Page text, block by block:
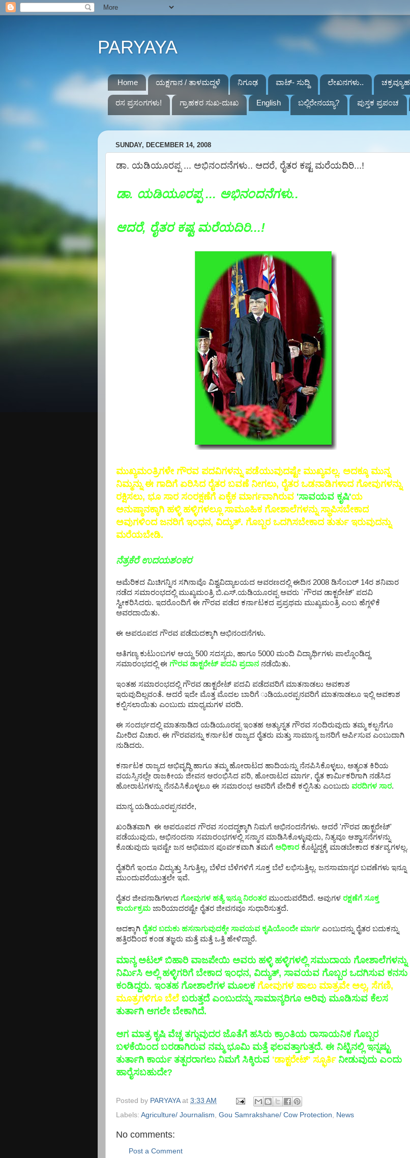
PARYAYA
Home ಯಕ್ಷಗಾನ / ತಾಳಮದ್ದಳೆ ನಿಗೂಢ ವಾಟ್- ಸುದ್ದಿ ಲೇಖನಗಳು.. ಚಕ್ರವ್ಯೂಹ
ರಸ ಪ್ರಸಂಗಗಳು! ಗ್ರಾಹಕರ ಸುಖ-ದುಃಖ English ಬಲ್ಲಿರೇನಯ್ಯಾ? ಪುಸ್ತಕ ಪ್ರಪಂಚ
SUNDAY, DECEMBER 14, 2008
ಡಾ. ಯಡಿಯೂರಪ್ಪ ... ಅಭಿನಂದನೆಗಳು.. ಆದರೆ, ರೈತರ ಕಷ್ಟ ಮರೆಯದಿರಿ...!
ಡಾ. ಯಡಿಯೂರಪ್ಪ ... ಅಭಿನಂದನೆಗಳು..
ಆದರೆ, ರೈತರ ಕಷ್ಟ ಮರೆಯದಿರಿ...!
ಮುಖ್ಯಮಂತ್ರಿಗಳೇ ಗೌರವ ಪದವಿಗಳನ್ನು ಪಡೆಯುವುದಷ್ಟೇ ಮುಖ್ಯವಲ್ಲ. ಅದಕ್ಕೂ ಮುನ್ನ
ನಿಮ್ಮನ್ನು ಈ ಗಾದಿಗೆ ಏರಿಸಿದ ರೈತರ ಬವಣೆ ನೀಗಲು, ರೈತರ ಒಡನಾಡಿಗಳಾದ ಗೋವುಗಳನ್ನು
ರಕ್ಷಿಸಲು, ಭೂ ಸಾರ ಸಂರಕ್ಷಣೆಗೆ ಏಕೈಕ ಮಾರ್ಗವಾಗಿರುವ 'ಸಾವಯವ ಕೃಷಿ'ಯ
ಅನುಷ್ಠಾನಕ್ಕಾಗಿ ಹಳ್ಳಿ ಹಳ್ಳಿಗಳಲ್ಲೂ ಸಾಮೂಹಿಕ ಗೋಶಾಲೆಗಳನ್ನು ಸ್ಥಾಪಿಸಬೇಕಾದ
ಅವುಗಳಿಂದ ಜನರಿಗೆ ಇಂಧನ, ವಿದ್ಯುತ್. ಗೊಬ್ಬರ ಒದಗಿಸಬೇಕಾದ ತುರ್ತು ಇರುವುದನ್ನು
ಮರೆಯಬೇಡಿ.
ನೆತ್ರಕೆರೆ ಉದಯಶಂಕರ
ಅಮೆರಿಕದ ಮಿಚಿಗನ್ನಿನ ಸಗಿನಾವೊ ವಿಶ್ವವಿದ್ಯಾಲಯದ ಆವರಣದಲ್ಲಿ ಈದಿನ 2008 ಡಿಸೆಂಬರ್ 14ರ ಶನಿವಾರ
ನಡೆದ ಸಮಾರಂಭದಲ್ಲಿ ಮುಖ್ಯಮಂತ್ರಿ ಬಿ.ಎಸ್.ಯಡಿಯೂರಪ್ಪ ಅವರು `ಗೌರವ ಡಾಕ್ಟರೇಟ್' ಪದವಿ
ಸ್ವೀಕರಿಸಿದರು. ಇದರೊಂದಿಗೆ ಈ ಗೌರವ ಪಡೆದ ಕರ್ನಾಟಕದ ಪ್ರಪ್ರಥಮ ಮುಖ್ಯಮಂತ್ರಿ ಎಂಬ ಹೆಗ್ಗಳಿಕೆ
ಅವರದಾಯಿತು.
ಈ ಅಪರೂಪದ ಗೌರವ ಪಡೆದುದಕ್ಕಾಗಿ ಅಭಿನಂದನೆಗಳು.
ಅತಿಗಣ್ಯ ಕುಟುಂಬಗಳ ಆಯ್ದ 500 ಸದಸ್ಯರು, ಹಾಗೂ 5000 ಮಂದಿ ವಿದ್ಯಾರ್ಥಿಗಳು ಪಾಲ್ಗೊಂಡಿದ್ದ
ಸಮಾರಂಭದಲ್ಲಿ ಈ ಗೌರವ ಡಾಕ್ಟರೇಟ್ ಪದವಿ ಪ್ರದಾನ ನಡೆಯಿತು.
ಇಂತಹ ಸಮಾರಂಭದಲ್ಲಿ ಗೌರವ ಡಾಕ್ಟರೇಟ್ ಪದವಿ ಪಡೆದವರಿಗೆ ಮಾತನಾಡಲು ಅವಕಾಶ
ಇರುವುದಿಲ್ಲವಂತೆ. ಆದರೆ ಇದೇ ಮೊತ್ತ ಮೊದಲ ಬಾರಿಗೆ ುಡಿಯೂರಪ್ಪನವರಿಗೆ ಮಾತನಾಡಲೂ ಇಲ್ಲಿ ಅವಕಾಶ
ಕಲ್ಪಿಸಲಾಯಿತು ಎಂಬುದು ಮಾಧ್ಯಮಗಳ ವರದಿ.
ಈ ಸಂದರ್ಭದಲ್ಲಿ ಮಾತನಾಡಿದ ಯಡಿಯೂರಪ್ಪ ಇಂತಹ ಅತ್ಯುನ್ನತ ಗೌರವ ಸಂದಿರುವುದು ತಮ್ಮ ಕಲ್ಪನೆಗೂ
ಮೀರಿದ ವಿಚಾರ. ಈ ಗೌರವವನ್ನು ಕರ್ನಾಟಕ ರಾಜ್ಯದ ರೈತರು ಮತ್ತು ಸಾಮಾನ್ಯ ಜನರಿಗೆ ಅರ್ಪಿಸುವ ಎಂಬುದಾಗಿ
ನುಡಿದರು.
ಕರ್ನಾಟಕ ರಾಜ್ಯದ ಅಭಿವೃದ್ಧಿ ಹಾಗೂ ತಮ್ಮ ಹೋರಾಟದ ಹಾದಿಯನ್ನು ನೆನಪಿಸಿಕೊಳ್ಳಲು, ಅತ್ಯಂತ ಕಿರಿಯ
ವಯಸ್ಸಿನಲ್ಲೇ ರಾಜಕೀಯ ಜೀವನ ಆರಂಭಿಸಿದ ಪರಿ, ಹೋರಾಟದ ಮಾರ್ಗ, ರೈತ ಕಾರ್ಮಿಕರಿಗಾಗಿ ನಡೆಸಿದ
ಹೋರಾಟಗಳನ್ನು ನೆನಪಿಸಿಕೊಳ್ಳಲೂ ಈ ಸಮಾರಂಭ ಅವರಿಗೆ ವೇದಿಕೆ ಕಲ್ಪಿಸಿತು ಎಂಬುದು ವರದಿಗಳ ಸಾರ.
ಮಾನ್ಯ ಯಡಿಯೂರಪ್ಪನವರೇ,
ಖಂಡಿತವಾಗಿ ಈ ಅಪರೂಪದ ಗೌರವ ಸಂದದ್ದಕ್ಕಾಗಿ ನಿಮಗೆ ಅಭಿನಂದನೆಗಳು. ಆದರೆ 'ಗೌರವ ಡಾಕ್ಟರೇಟ್'
ಪಡೆಯುವುದು, ಅಭಿನಂದನಾ ಸಮಾರಂಭಗಳಲ್ಲಿ ಸನ್ಮಾನ ಮಾಡಿಸಿಕೊಳ್ಳುವುದು, ನಿತ್ಯವೂ ಆಶ್ವಾಸನೆಗಳನ್ನು
ಕೊಡುವುದು ಇವಷ್ಟೇ ಜನ ಅಭಿಮಾನ ಪೂರ್ವಕವಾಗಿ ತಮಗೆ ಅಧಿಕಾರ ಕೊಟ್ಟದ್ದಕ್ಕೆ ಮಾಡಬೇಕಾದ ಕರ್ತವ್ಯಗಳಲ್ಲ.
ರೈತರಿಗೆ ಇಂದೂ ವಿದ್ಯುತ್ತು ಸಿಗುತ್ತಿಲ್ಲ, ಬೆಳೆದ ಬೆಳೆಗಳಿಗೆ ಸೂಕ್ತ ಬೆಲೆ ಲಭಿಸುತ್ತಿಲ್ಲ. ಜನಸಾಮಾನ್ಯರ ಬವಣೆಗಳು ಇನ್ನೂ
ಮುಂದುವರೆಯುತ್ತಲೇ ಇವೆ.
ರೈತರ ಜೀವನಾಡಿಗಳಾದ ಗೋವುಗಳ ಹತ್ಯೆ ಇನ್ನೂ ನಿರಂತರ ಮುಂದುವರೆದಿದೆ. ಅವುಗಳ ರಕ್ಷಣೆಗೆ ಸೂಕ್ತ
ಕಾರ್ಯಕ್ರಮ ಜಾರಿಯಾದರಷ್ಟೇ ರೈತರ ಜೀವನವೂ ಸುಧಾರಿಸುತ್ತದೆ.
ಅದಕ್ಕಾಗಿ ರೈತರ ಬದುಕು ಹಸನಾಗುವುದಕ್ಕೇ ಸಾವಯವ ಕೃಷಿಯೊಂದೇ ಮಾರ್ಗ ಎಂಬುದನ್ನು ರೈತರ ಬದುಕನ್ನು
ಹತ್ತಿರದಿಂದ ಕಂಡ ತಜ್ಞರು ಮತ್ತೆ ಮತ್ತೆ ಒತ್ತಿ ಹೇಳಿದ್ದಾರೆ.
ಮಾನ್ಯ ಅಟಲ್ ಬಿಹಾರಿ ವಾಜಪೇಯಿ ಅವರು ಹಳ್ಳಿ ಹಳ್ಳಿಗಳಲ್ಲಿ ಸಮುದಾಯ ಗೋಶಾಲೆಗಳನ್ನು
ನಿರ್ಮಿಸಿ ಅಲ್ಲಿ ಹಳ್ಳಿಗರಿಗೆ ಬೇಕಾದ ಇಂಧನ, ವಿದ್ಯುತ್, ಸಾವಯವ ಗೊಬ್ಬರ ಒದಗಿಸುವ ಕನಸು
ಕಂಡಿದ್ದರು. ಇಂತಹ ಗೋಶಾಲೆಗಳ ಮೂಲಕ ಗೋವುಗಳ ಹಾಲು ಮಾತ್ರವೇ ಅಲ್ಲ, ಸೆಗಣಿ,
ಮೂತ್ರಗಳಿಗೂ ಬೆಲೆ ಬರುತ್ತದೆ ಎಂಬುದನ್ನು ಸಾಮಾನ್ಯರಿಗೂ ಅರಿವು ಮೂಡಿಸುವ ಕೆಲಸ
ತುರ್ತಾಗಿ ಆಗಲೇ ಬೇಕಾಗಿದೆ.
ಆಗ ಮಾತ್ರ ಕೃಷಿ ವೆಚ್ಚ ತಗ್ಗುವುದರ ಜೊತೆಗೆ ಹಸಿರು ಕ್ರಾಂತಿಯ ರಾಸಾಯನಿಕ ಗೊಬ್ಬರ
ಬಳಕೆಯಿಂದ ಬರಡಾಗಿರುವ ನಮ್ಮ ಭೂಮಿ ಮತ್ತೆ ಫಲವತ್ತಾಗುತ್ತದೆ. ಈ ನಿಟ್ಟಿನಲ್ಲಿ ಇನ್ನಷ್ಟು
ತುರ್ತಾಗಿ ಕಾರ್ಯ ತತ್ಪರರಾಗಲು ನಿಮಗೆ ಸಿಕ್ಕಿರುವ 'ಡಾಕ್ಟರೇಟ್' ಸ್ಫೂರ್ತಿನೀಡುವುದು ಎಂದು
ಹಾರೈಸಬಹುದೇ?
Posted by PARYAYA at 3:33 AM
Labels: Agriculture/ Journalism Gou Samrakshane/ Cow Protection News
No comments:
Post a Comment